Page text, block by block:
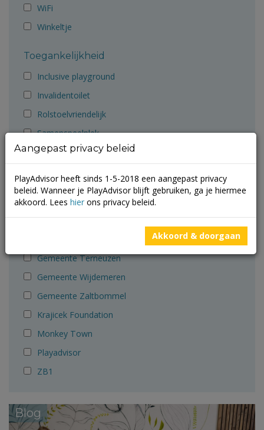
WiFi
Winkeltje
Toegankelijkheid
Inclusive playground
Invalidentoilet
Rolstoelvriendelijk
Samenspeelplek
Aanbevolen door
Ballorig
Cruyff Foundation
Gemeente Groningen
Gemeente Terneuzen
Gemeente Wijdemeren
Gemeente Zaltbommel
Krajicek Foundation
Monkey Town
Playadvisor
ZB1
Blog
Aangepast privacy beleid
PlayAdvisor heeft sinds 1-5-2018 een aangepast privacy
beleid. Wanneer je PlayAdvisor blijft gebruiken, ga je hiermee
akkoord. Lees hier ons privacy beleid.
Akkoord & doorgaan